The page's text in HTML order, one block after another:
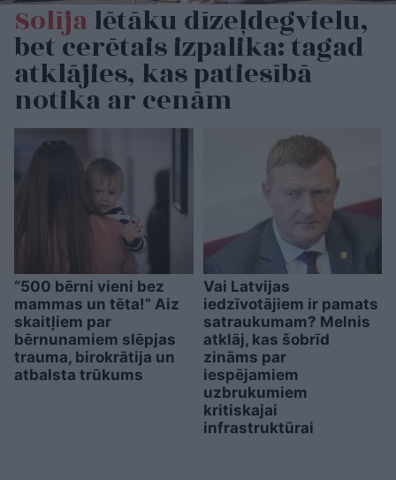
Solījalētāku dīzeļdegvielu,
bet cerētais izpalika: tagad
atklājies, kas patiesībā
notika ar cenām
“500 bērni vieni bez
mammas un tēta!” Aiz
skaitļiem par
bērnunamiem slēpjas
trauma, birokrātija un
atbalsta trūkums
Vai Latvijas
iedzīvotājiem ir pamats
satraukumam? Melnis
atklāj, kas šobrīd
zināms par
iespējamiem
uzbrukumiem
kritiskajai
infrastruktūrai